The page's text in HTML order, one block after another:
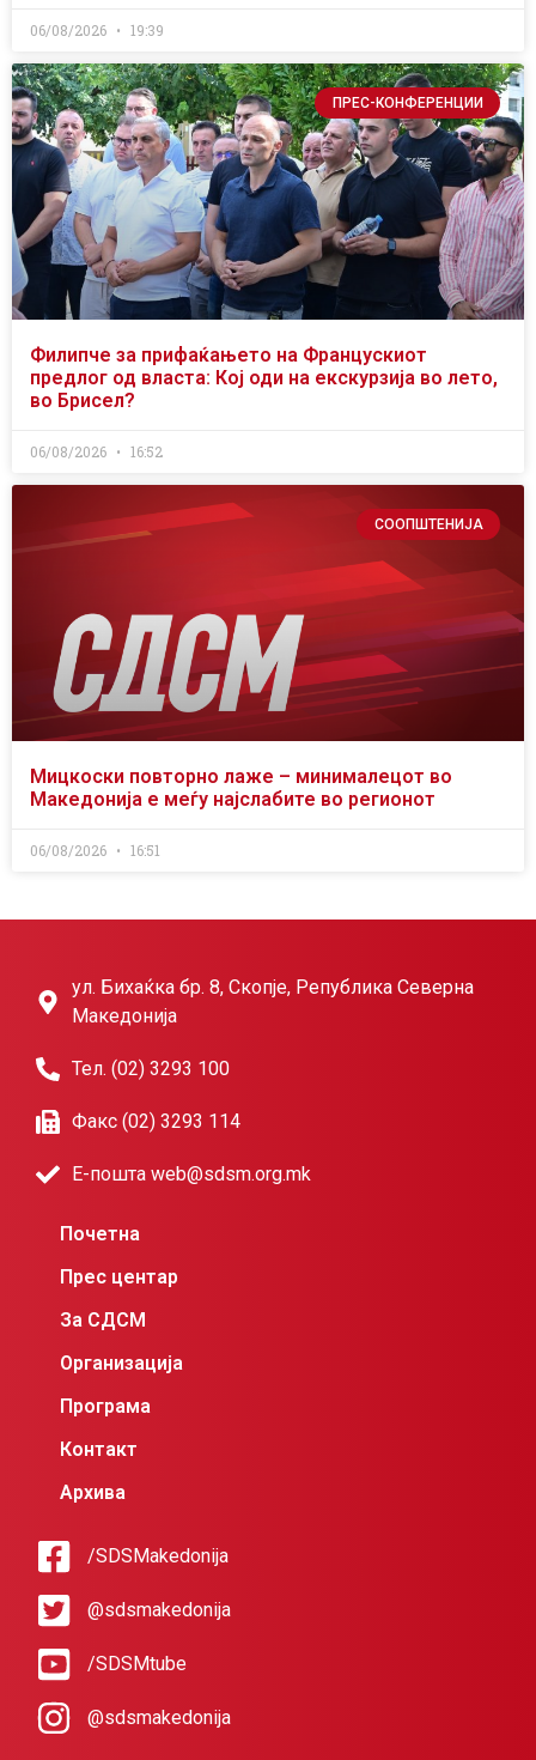
06/08/2026 19:39
ПРЕС-КОНФЕРЕНЦИИ
Филипче за прифаќањето на Францускиот
предлог од власта: Кој оди на екскурзија во лето,
во Брисел?
06/08/2026 16:52
СООПШТЕНИЈА
Мицкоски повторно лаже – минималецот во
Македонија е меѓу најслабите во регионот
06/08/2026 16:51
ул. Бихаќка бр. 8, Скопје, Република Северна
Македонија
Тел. (02) 3293 100
Факс (02) 3293 114
Е-пошта web@sdsm.org.mk
Почетна
Прес центар
За СДСМ
Организација
Програма
Контакт
Архива
/SDSMakedonija
@sdsmakedonija
/SDSMtube
@sdsmakedonija